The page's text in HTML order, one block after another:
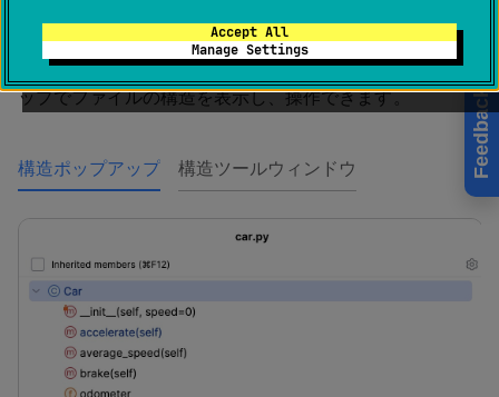
Accept All
Manage Settings
Feedback
PyCharm では、構造ツールウィンドウと構造ポップア
ップでファイルの構造を表示し、操作できます。
構造ポップアップ 構造ツールウィンドウ